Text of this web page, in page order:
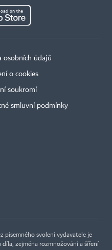
osobních údajů
o cookies
soukromí
smluvní podmínky
písemného svolení vydavatele je
zejména rozmnožování a šíření